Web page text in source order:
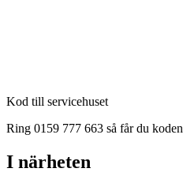
Kod till servicehuset
Ring 0159 777 663 så får du koden
I närheten